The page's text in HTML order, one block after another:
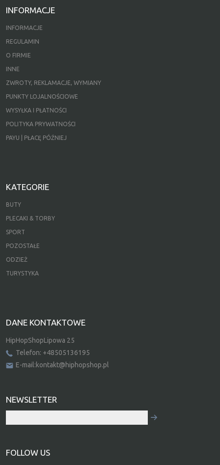
INFORMACJE
INFORMACJE
REGULAMIN
O FIRMIE
INNE
ZWROTY, REKLAMACJE, WYMIANY
PUNKTY LOJALNOŚCIOWE
WYSYŁKA I PŁATNOŚCI
POLITYKA PRYWATNOŚCI
PAYU | PŁACĘ PÓŹNIEJ
KATEGORIE
BUTY
PLECAKI & TORBY
SPORT
POZOSTAŁE
ODZIEŻ
TURYSTYKA
DANE KONTAKTOWE
HipHopShopLipowa 25
Telefon: +48505136195
E-mail:kontakt@hiphopshop.pl
NEWSLETTER
FOLLOW US